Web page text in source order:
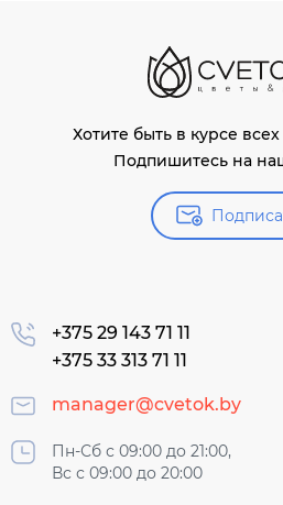
Хотите быть в курсе
Подпишитесь на
+375 29 143 71 11
+375 33 313 71 11
manager@cvetok.by
Пн-Сб с 09:00 до 21:00,
Вс с 09:00 до 20:00